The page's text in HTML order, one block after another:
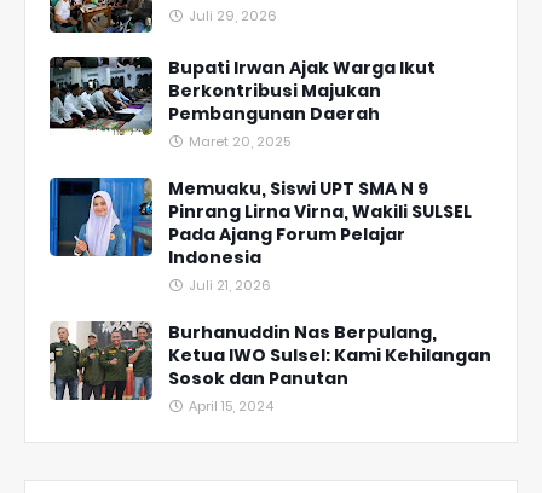
Juli 29, 2026
Bupati Irwan Ajak Warga Ikut
Berkontribusi Majukan
Pembangunan Daerah
Maret 20, 2025
Memuaku, Siswi UPT SMA N 9
Pinrang Lirna Virna, Wakili SULSEL
Pada Ajang Forum Pelajar
Indonesia
Juli 21, 2026
Burhanuddin Nas Berpulang,
Ketua IWO Sulsel: Kami Kehilangan
Sosok dan Panutan
April 15, 2024